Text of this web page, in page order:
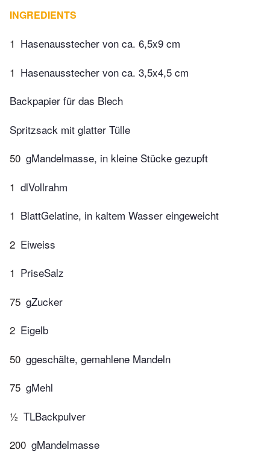
INGREDIENTS
1 Hasenausstecher von ca. 6,5x9 cm
1 Hasenausstecher von ca. 3,5x4,5 cm
Backpapier für das Blech
Spritzsack mit glatter Tülle
50 gMandelmasse, in kleine Stücke gezupft
1 dlVollrahm
1 BlattGelatine, in kaltem Wasser eingeweicht
2 Eiweiss
1 PriseSalz
75 gZucker
2 Eigelb
50 ggeschälte, gemahlene Mandeln
75 gMehl
½ TLBackpulver
200 gMandelmasse